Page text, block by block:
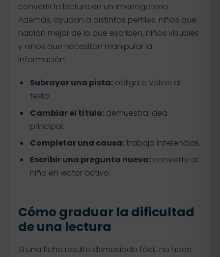
convertir la lectura en un interrogatorio.
Además, ayudan a distintos perfiles: niños que
hablan mejor de lo que escriben, niños visuales
y niños que necesitan manipular la
información.
Subrayar una pista:obliga a volver al
texto.
Cambiar el título:demuestra idea
principal.
Completar una causa:trabaja inferencias.
Escribir una pregunta nueva:convierte al
niño en lector activo.
Cómo graduar la dificultad
de una lectura
Si una ficha resulta demasiado fácil, no hace